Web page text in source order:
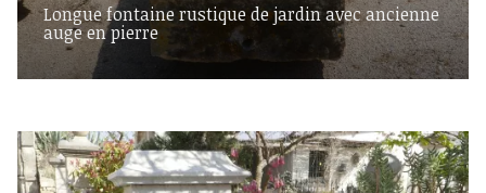
Longue fontaine rustique de jardin avec ancienne
auge en pierre